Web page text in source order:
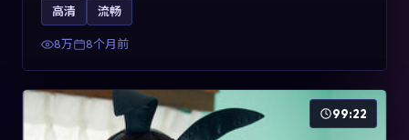
的温和反讽，关键词包含高清流畅、人物关系与情节反
转，适合检索「2025动漫」「法国电影」的用户。
高清 流畅
8万 8个月前
99:22